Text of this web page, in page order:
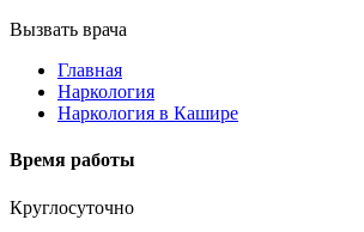
Вызвать врача
Главная
Наркология
Наркология в Кашире
Время работы
Круглосуточно